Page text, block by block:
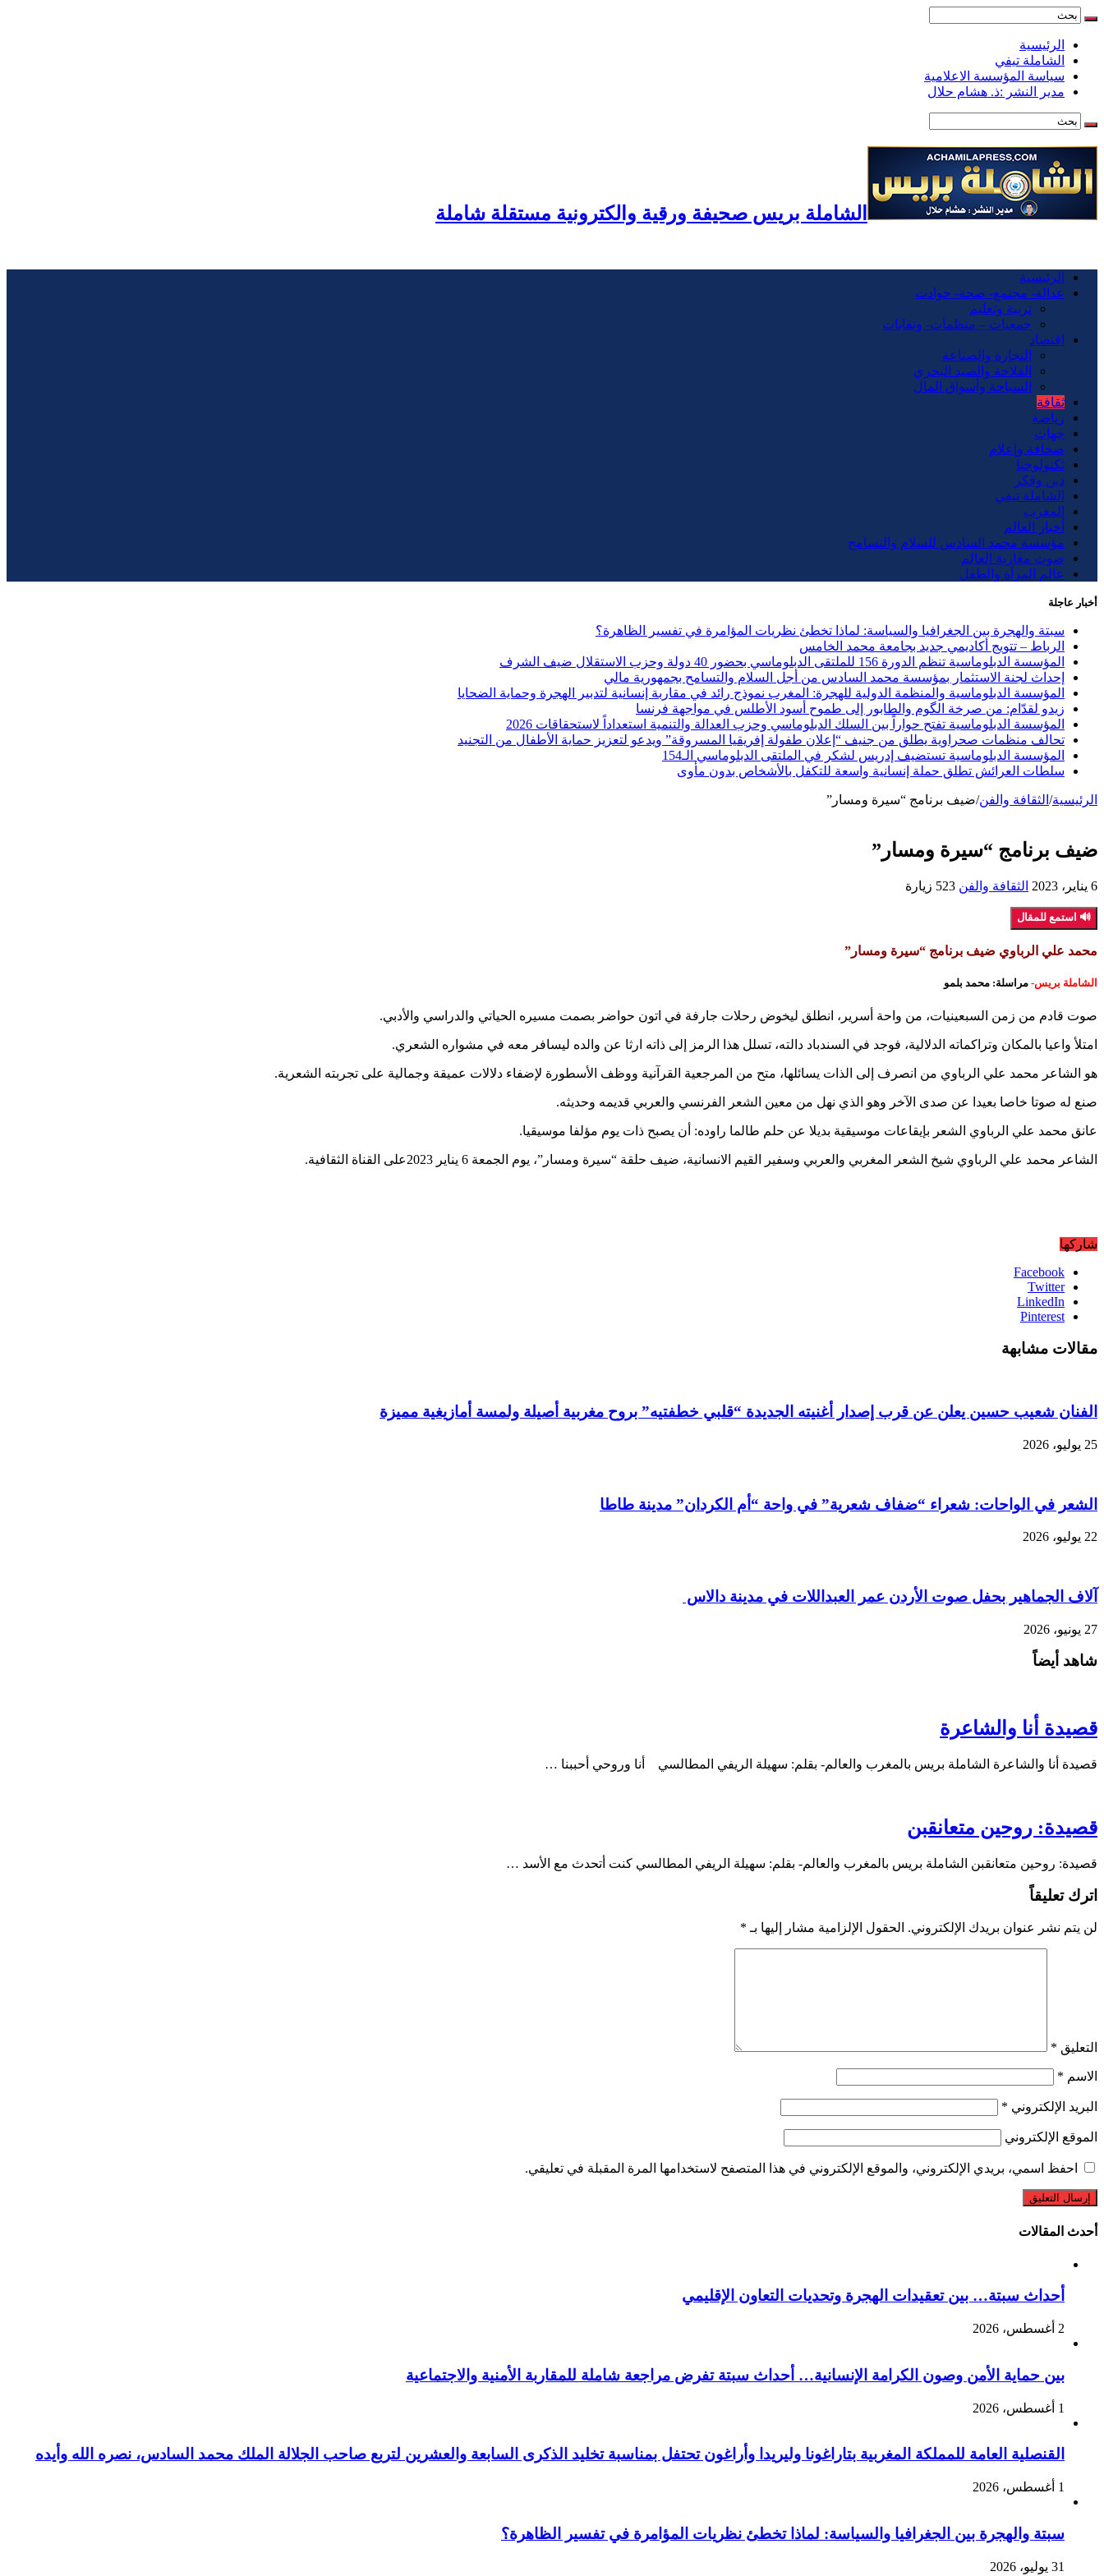
الرئيسية
الشاملة تيفي
سياسة المؤسسة الاعلامية
مدير النشر :ذ. هشام حلال
الشاملة بريس صحيفة ورقية والكترونية مستقلة شاملة
الرئيسية
عدالة- مجتمع- صحة- حوادت
تربية وتعليم
جمعيات – منظمات- ونقابات
اقتصاد
التجارة والصناعة
الفلاحة والصيد البحري
السياحة وأسواق المال
ثقافة
رياضة
جهات
صحافة وإعلام
تكنولوجيا
دين وفكر
الشاملة تيفي
المغرب
أخبار العالم
مؤسسة محمد السادس للسلام والتسامح
صوت مغاربة العالم
عالم المرأة والطفل
أخبار عاجلة
سبتة والهجرة بين الجغرافيا والسياسة: لماذا تخطئ نظريات المؤامرة في تفسير الظاهرة؟
الرباط – تتويج أكاديمي جديد بجامعة محمد الخامس
المؤسسة الدبلوماسية تنظم الدورة 156 للملتقى الدبلوماسي بحضور 40 دولة وحزب الاستقلال ضيف الشرف
إحداث لجنة الاستثمار بمؤسسة محمد السادس من أجل السلام والتسامح بجمهورية مالي
المؤسسة الدبلوماسية والمنظمة الدولية للهجرة: المغرب نموذج رائد في مقاربة إنسانية لتدبير الهجرة وحماية الضحايا
زيدو لقدّام: من صرخة الگوم والطابور إلى طموح أسود الأطلس في مواجهة فرنسا
المؤسسة الدبلوماسية تفتح حواراً بين السلك الدبلوماسي وحزب العدالة والتنمية استعداداً لاستحقاقات 2026
تحالف منظمات صحراوية يطلق من جنيف “إعلان طفولة إفريقيا المسروقة” ويدعو لتعزيز حماية الأطفال من التجنيد
المؤسسة الدبلوماسية تستضيف إدريس لشكر في الملتقى الدبلوماسي الـ154
سلطات العرائش تطلق حملة إنسانية واسعة للتكفل بالأشخاص بدون مأوى
الرئيسية/ الثقافة والفن/ضيف برنامج “سيرة ومسار”
ضيف برنامج “سيرة ومسار”
6 يناير، 2023 الثقافة والفن 523 زيارة
🔊 استمع للمقال
محمد علي الرباوي ضيف برنامج “سيرة ومسار”
الشاملة بريس- مراسلة: محمد بلمو
صوت قادم من زمن السبعينيات، من واحة أسرير، انطلق ليخوض رحلات جارفة في اتون حواضر بصمت مسيره الحياتي والدراسي والأدبي.
امتلأ واعيا بالمكان وتراكماته الدلالية، فوجد في السندباد دالته، تسلل هذا الرمز إلى ذاته ارثا عن والده ليسافر معه في مشواره الشعري.
هو الشاعر محمد علي الرباوي من انصرف إلى الذات يسائلها، متح من المرجعية القرآنية ووظف الأسطورة لإضفاء دلالات عميقة وجمالية على تجربته الشعرية.
صنع له صوتا خاصا بعيدا عن صدى الآخر وهو الذي نهل من معين الشعر الفرنسي والعربي قديمه وحديثه.
عانق محمد علي الرباوي الشعر بإيقاعات موسيقية بديلا عن حلم طالما راوده: أن يصبح ذات يوم مؤلفا موسيقيا.
الشاعر محمد علي الرباوي شيخ الشعر المغربي والعربي وسفير القيم الانسانية، ضيف حلقة “سيرة ومسار”، يوم الجمعة 6 يناير 2023على القناة الثقافية.
شاركها
Facebook
Twitter
LinkedIn
Pinterest
مقالات مشابهة
الفنان شعيب حسين يعلن عن قرب إصدار أغنيته الجديدة “قلبي خطفتيه” بروح مغربية أصيلة ولمسة أمازيغية مميزة
25 يوليو، 2026
الشعر في الواحات: شعراء “ضفاف شعرية” في واحة “أم الكردان” مدينة طاطا
22 يوليو، 2026
آلاف الجماهير بحفل صوت الأردن عمر العبداللات في مدينة دالاس
27 يونيو، 2026
شاهد أيضاً
قصيدة أنا والشاعرة
قصيدة أنا والشاعرة الشاملة بريس بالمغرب والعالم- بقلم: سهيلة الريفي المطالسي أنا وروحي أحببنا …
قصيدة: روحين متعانقبن
قصيدة: روحين متعانقبن الشاملة بريس بالمغرب والعالم- بقلم: سهيلة الريفي المطالسي كنت أتحدث مع الأسد …
اترك تعليقاً
لن يتم نشر عنوان بريدك الإلكتروني. الحقول الإلزامية مشار إليها بـ *
التعليق *
الاسم *
البريد الإلكتروني *
الموقع الإلكتروني
احفظ اسمي، بريدي الإلكتروني، والموقع الإلكتروني في هذا المتصفح لاستخدامها المرة المقبلة في تعليقي.
أحدث المقالات
أحداث سبتة… بين تعقيدات الهجرة وتحديات التعاون الإقليمي
2 أغسطس، 2026
بين حماية الأمن وصون الكرامة الإنسانية… أحداث سبتة تفرض مراجعة شاملة للمقاربة الأمنية والاجتماعية
1 أغسطس، 2026
القنصلية العامة للمملكة المغربية بتاراغونا وليريدا وأراغون تحتفل بمناسبة تخليد الذكرى السابعة والعشرين لتربع صاحب الجلالة الملك محمد السادس، نصره الله وأيده
1 أغسطس، 2026
سبتة والهجرة بين الجغرافيا والسياسة: لماذا تخطئ نظريات المؤامرة في تفسير الظاهرة؟
31 يوليو، 2026